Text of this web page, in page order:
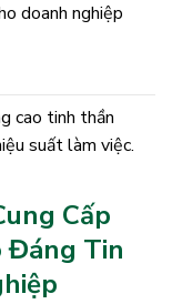
doanh nghiệp
cao tinh thần
suất làm việc.
Cấp
Đáng Tin